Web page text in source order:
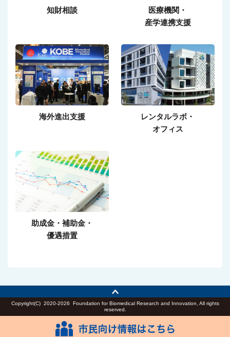
知財相談
医療機関・
産学連携支援
海外進出支援
レンタルラボ・
オフィス
助成金・補助金・
優遇措置
Copyright(C) 2020-2026 Foundation for Biomedical Research and Innovation, All rights
reserved.